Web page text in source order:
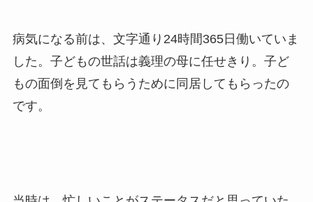
病気になる前は、文字通り24時間365日働いていま
した。子どもの世話は義理の母に任せきり。子ど
もの面倒を見てもらうために同居してもらったの
です。